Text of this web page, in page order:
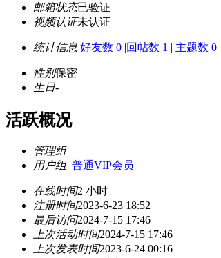
邮箱状态已验证
视频认证未认证
统计信息 好友数 0 |回帖数 1 | 主题数 0
性别保密
生日-
活跃概况
管理组
用户组 普通VIP会员
在线时间2 小时
注册时间2023-6-23 18:52
最后访问2024-7-15 17:46
上次活动时间2024-7-15 17:46
上次发表时间2023-6-24 00:16